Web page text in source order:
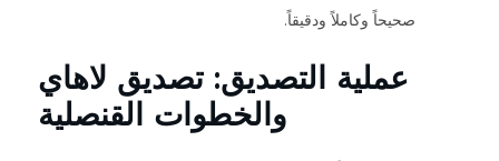
صحيحاً وكاملاً ودقيقاً.
عملية التصديق: تصديق لاهاي
والخطوات القنصلية